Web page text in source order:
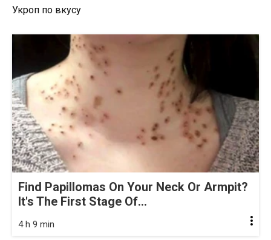
Укроп по вкусу
Find Papillomas On Your Neck Or Armpit?
It's The First Stage Of...
4 h 9 min